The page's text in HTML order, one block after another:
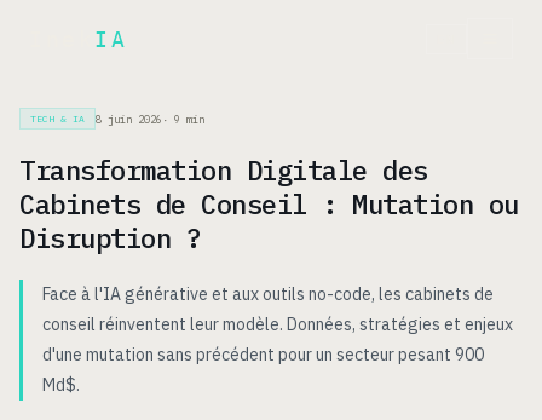
IA
TECH & IA 8 juin 2026 · 9 min
Transformation Digitale des
Cabinets de Conseil : Mutation ou
Disruption ?
Face à l'IA générative et aux outils no-code, les cabinets de
conseil réinventent leur modèle. Données, stratégies et enjeux
d'une mutation sans précédent pour un secteur pesant 900
Md$.